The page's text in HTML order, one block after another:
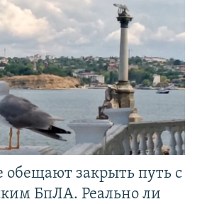
обещают закрыть путь с
БпЛА. Реально ли